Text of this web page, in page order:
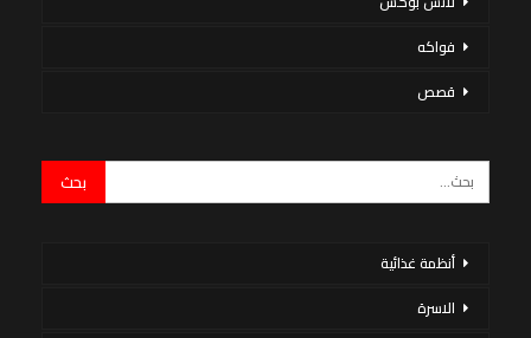
فواكه
قصص
أنظمة غذائية
الاسرة